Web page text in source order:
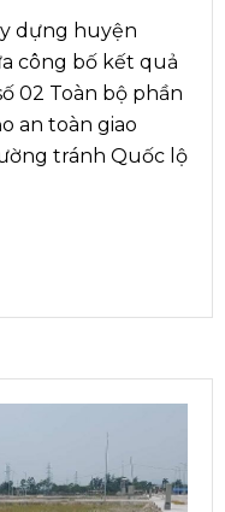
dựng huyện
công bố kết quả
02 Toàn bộ phần
an toàn giao
tránh Quốc lộ